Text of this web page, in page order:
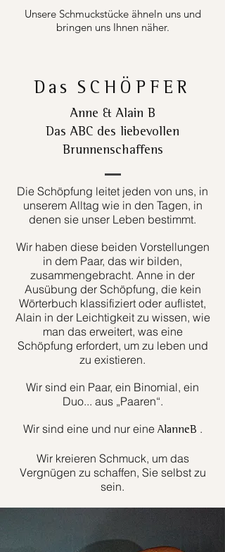
Unsere Schmuckstücke ähneln uns und
bringen uns Ihnen näher.
Das SCHÖPFER
Anne & Alain B
Das ABC des liebevollen
Brunnenschaffens
Die Schöpfung leitet jeden von uns, in
unserem Alltag wie in den Tagen, in
denen sie unser Leben bestimmt.
Wir haben diese beiden Vorstellungen
in dem Paar, das wir bilden,
zusammengebracht. Anne in der
Ausübung der Schöpfung, die kein
Wörterbuch klassifiziert oder auflistet,
Alain in der Leichtigkeit zu wissen, wie
man das erweitert, was eine
Schöpfung erfordert, um zu leben und
zu existieren.
Wir sind ein Paar, ein Binomial, ein
Duo... aus „Paaren“.
Wir sind eine und nur eine AlanneB .
Wir kreieren Schmuck, um das
Vergnügen zu schaffen, Sie selbst zu
sein.